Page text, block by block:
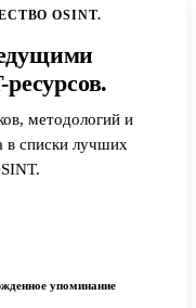
OSINT.
методологий и
в списки лучших
упоминание